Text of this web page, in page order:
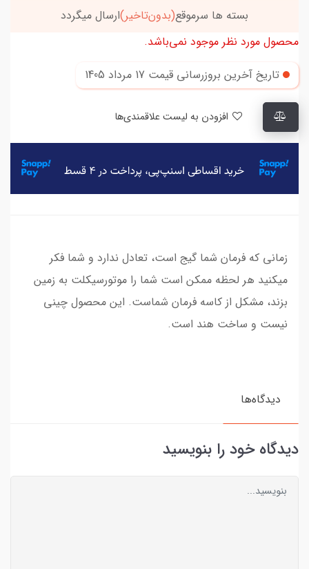
بسته ها سرموقع(بدون‌تاخیر)ارسال میگردد
محصول مورد نظر موجود نمی‌باشد.
تاریخ آخرین بروزرسانی قیمت 17 مرداد 1405
زمانی که فرمان شما گیج است، تعادل ندارد و شما فکر
میکنید هر لحظه ممکن است شما را موتورسیکلت به زمین
بزند، مشکل از کاسه فرمان شماست. این محصول چینی
نیست و ساخت هند است.
دیدگاه‌ها
دیدگاه خود را بنویسید